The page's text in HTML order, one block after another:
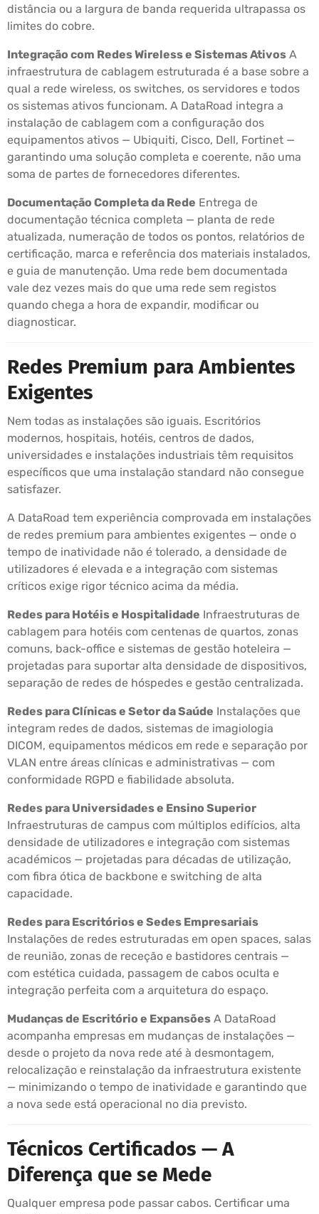
distância ou a largura de banda requerida ultrapassa os
limites do cobre.
Integração com Redes Wireless e Sistemas Ativos A
infraestrutura de cablagem estruturada é a base sobre a
qual a rede wireless, os switches, os servidores e todos
os sistemas ativos funcionam. A DataRoad integra a
instalação de cablagem com a configuração dos
equipamentos ativos — Ubiquiti, Cisco, Dell, Fortinet —
garantindo uma solução completa e coerente, não uma
soma de partes de fornecedores diferentes.
Documentação Completa da Rede Entrega de
documentação técnica completa — planta de rede
atualizada, numeração de todos os pontos, relatórios de
certificação, marca e referência dos materiais instalados,
e guia de manutenção. Uma rede bem documentada
vale dez vezes mais do que uma rede sem registos
quando chega a hora de expandir, modificar ou
diagnosticar.
Redes Premium para Ambientes
Exigentes
Nem todas as instalações são iguais. Escritórios
modernos, hospitais, hotéis, centros de dados,
universidades e instalações industriais têm requisitos
específicos que uma instalação standard não consegue
satisfazer.
A DataRoad tem experiência comprovada em instalações
de redes premium para ambientes exigentes — onde o
tempo de inatividade não é tolerado, a densidade de
utilizadores é elevada e a integração com sistemas
críticos exige rigor técnico acima da média.
Redes para Hotéis e Hospitalidade Infraestruturas de
cablagem para hotéis com centenas de quartos, zonas
comuns, back-office e sistemas de gestão hoteleira —
projetadas para suportar alta densidade de dispositivos,
separação de redes de hóspedes e gestão centralizada.
Redes para Clínicas e Setor da Saúde Instalações que
integram redes de dados, sistemas de imagiologia
DICOM, equipamentos médicos em rede e separação por
VLAN entre áreas clínicas e administrativas — com
conformidade RGPD e fiabilidade absoluta.
Redes para Universidades e Ensino Superior
Infraestruturas de campus com múltiplos edifícios, alta
densidade de utilizadores e integração com sistemas
académicos — projetadas para décadas de utilização,
com fibra ótica de backbone e switching de alta
capacidade.
Redes para Escritórios e Sedes Empresariais
Instalações de redes estruturadas em open spaces, salas
de reunião, zonas de receção e bastidores centrais —
com estética cuidada, passagem de cabos oculta e
integração perfeita com a arquitetura do espaço.
Mudanças de Escritório e Expansões A DataRoad
acompanha empresas em mudanças de instalações —
desde o projeto da nova rede até à desmontagem,
relocalização e reinstalação da infraestrutura existente
— minimizando o tempo de inatividade e garantindo que
a nova sede está operacional no dia previsto.
Técnicos Certificados — A
Diferença que se Mede
Qualquer empresa pode passar cabos. Certificar uma